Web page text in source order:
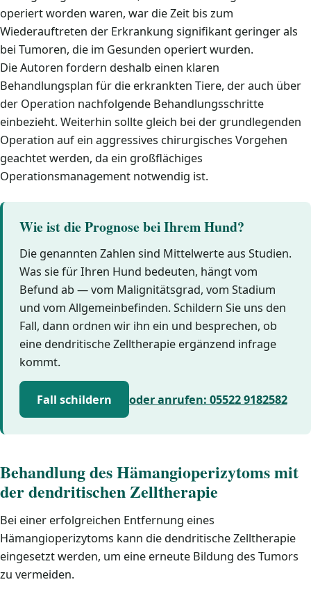
operiert worden waren, war die Zeit bis zum
Wiederauftreten der Erkrankung signifikant geringer als
bei Tumoren, die im Gesunden operiert wurden.
Die Autoren fordern deshalb einen klaren
Behandlungsplan für die erkrankten Tiere, der auch über
der Operation nachfolgende Behandlungsschritte
einbezieht. Weiterhin sollte gleich bei der grundlegenden
Operation auf ein aggressives chirurgisches Vorgehen
geachtet werden, da ein großflächiges
Operationsmanagement notwendig ist.
Wie ist die Prognose bei Ihrem Hund?
Die genannten Zahlen sind Mittelwerte aus Studien.
Was sie für Ihren Hund bedeuten, hängt vom
Befund ab — vom Malignitätsgrad, vom Stadium
und vom Allgemeinbefinden. Schildern Sie uns den
Fall, dann ordnen wir ihn ein und besprechen, ob
eine dendritische Zelltherapie ergänzend infrage
kommt.
Fall schildern oder anrufen: 05522 9182582
Behandlung des Hämangioperizytoms mit
der dendritischen Zelltherapie
Bei einer erfolgreichen Entfernung eines
Hämangioperizytoms kann die dendritische Zelltherapie
eingesetzt werden, um eine erneute Bildung des Tumors
zu vermeiden.